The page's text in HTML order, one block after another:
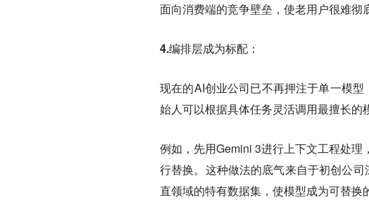
面向消费端的竞争壁垒，使老用户很难彻
4.编排层成为标配：
现在的AI创业公司已不再押注于单一模
始人可以根据具体任务灵活调用最擅长的
例如，先用Gemini 3进行上下文工程处
行替换。这种做法的底气来自于初创公
直领域的特有数据集，使模型成为可替换